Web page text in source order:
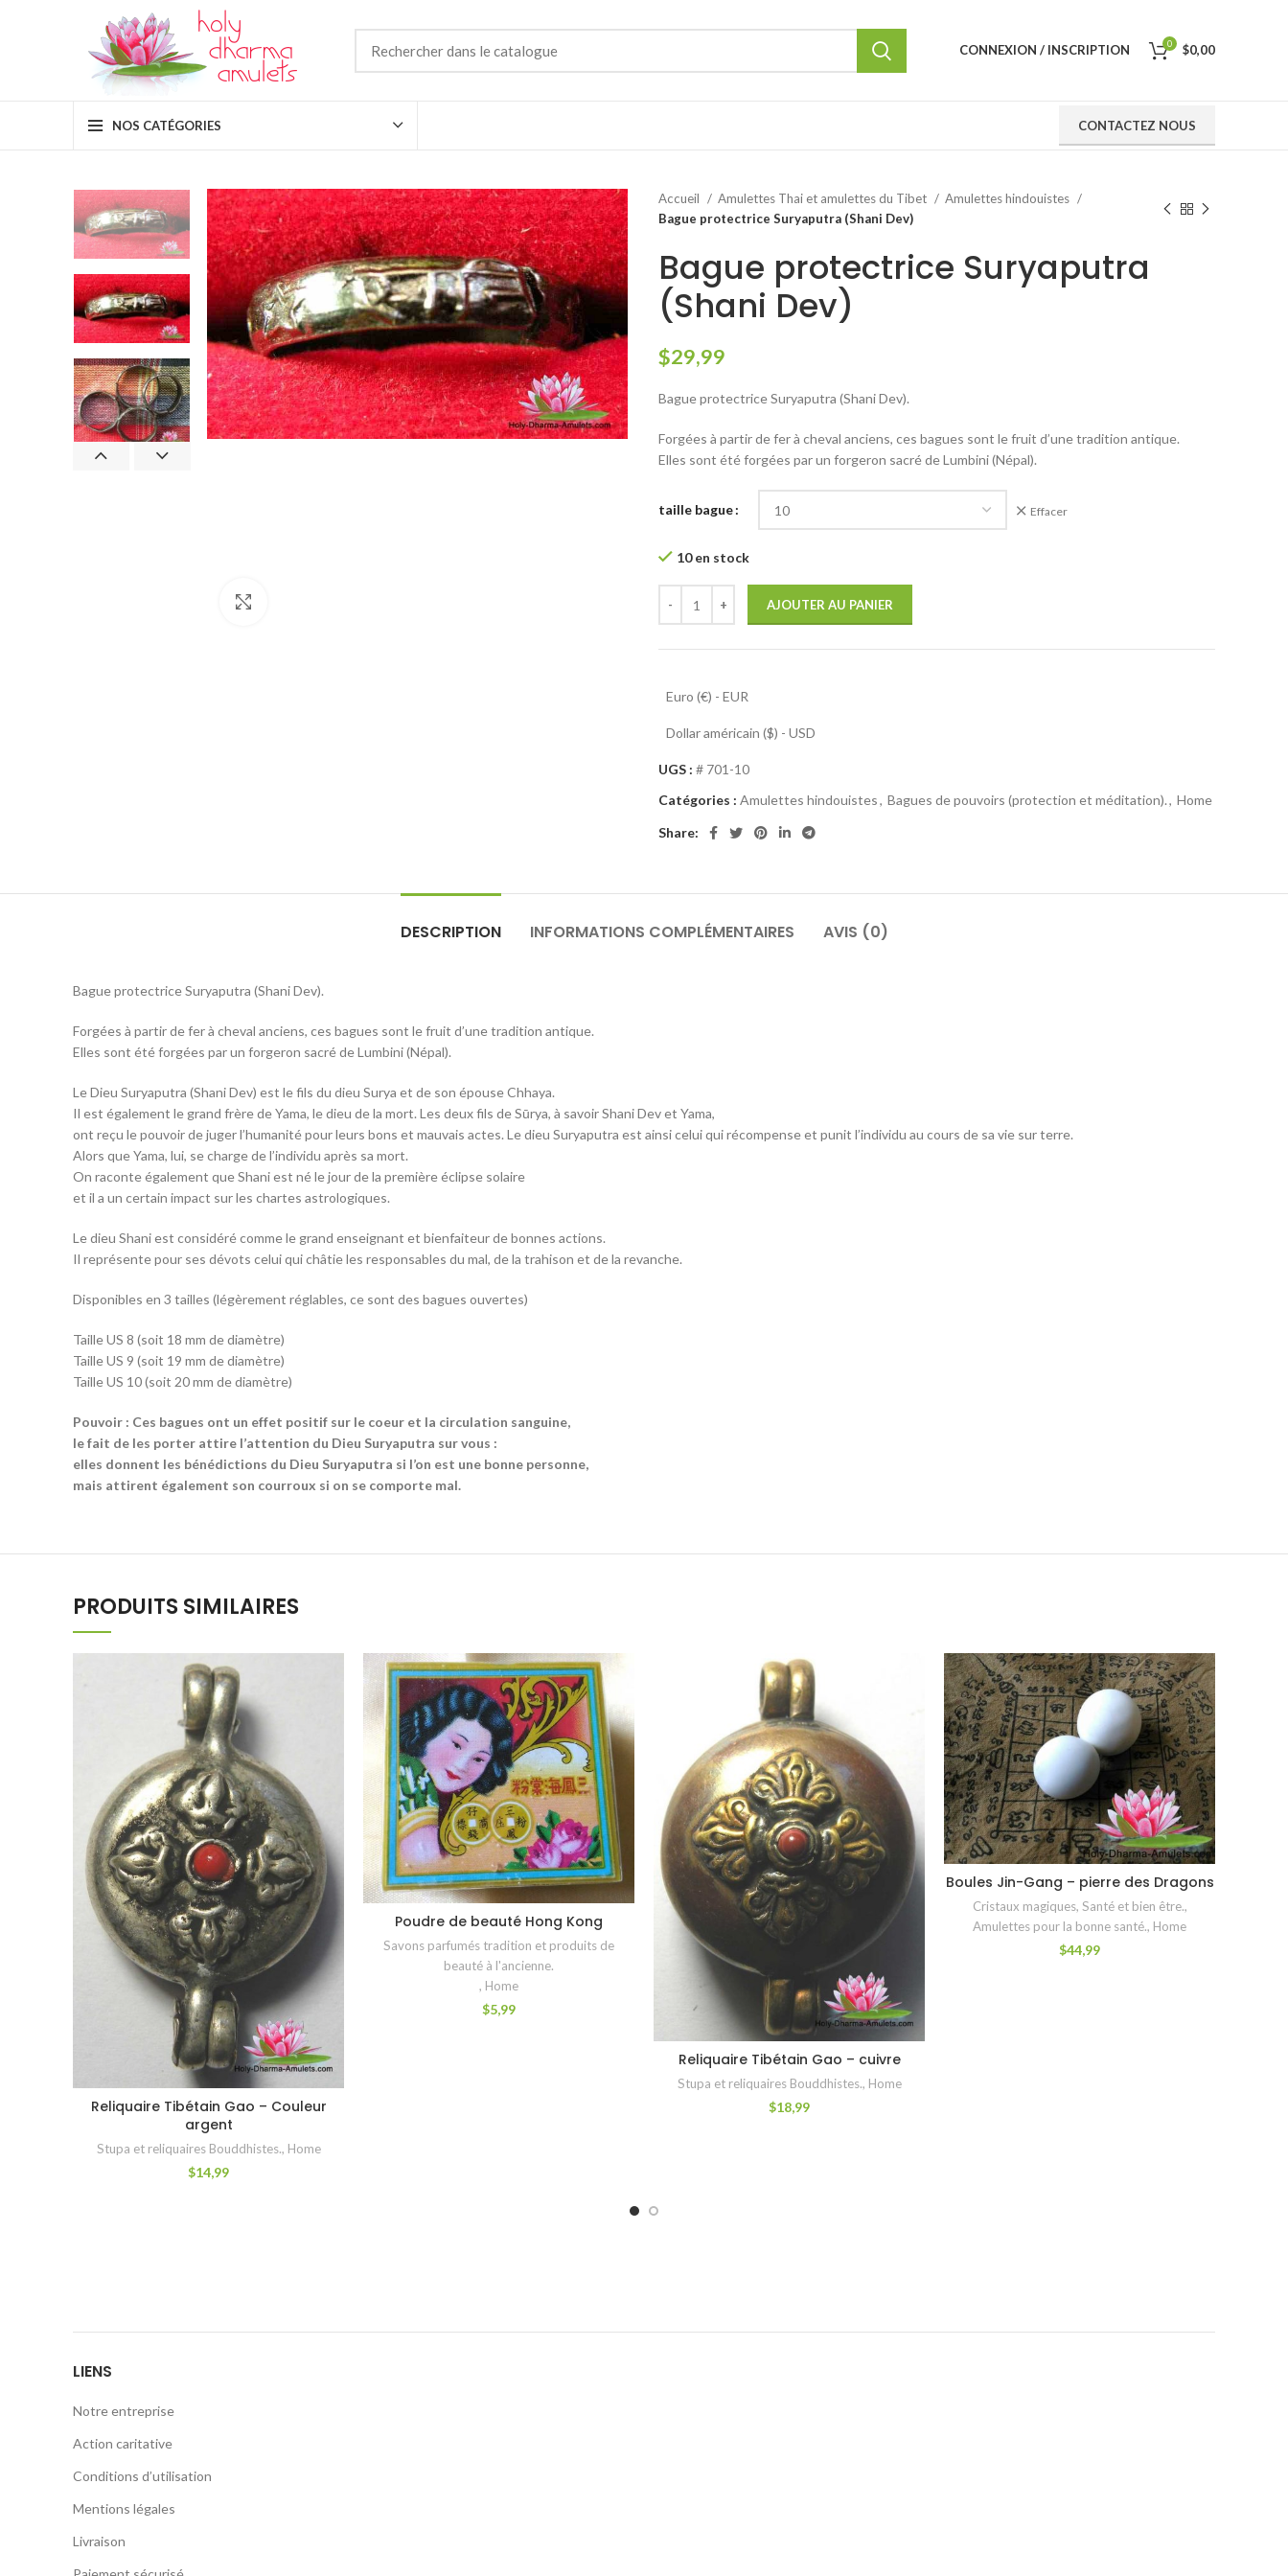
CONNEXION / INSCRIPTION 0 $0,00
NOS CATÉGORIES CONTACTEZ NOUS
Accueil Amulettes Thai et amulettes du Tibet
Amulettes hindouistes
Bague protectrice Suryaputra (Shani Dev)
Bague protectrice Suryaputra
(Shani Dev)
$29,99
Bague protectrice Suryaputra (Shani Dev).
Forgées à partir de fer à cheval anciens, ces bagues sont le fruit d’une tradition antique.
Elles sont été forgées par un forgeron sacré de Lumbini (Népal).
taille bague Effacer
10 en stock
AJOUTER AU PANIER
Euro (€) - EUR
Dollar américain ($) - USD
UGS : # 701-10
Catégories : Amulettes hindouistes, Bagues de pouvoirs (protection et méditation)., Home
Share:
DESCRIPTION INFORMATIONS COMPLÉMENTAIRES AVIS (0)
Bague protectrice Suryaputra (Shani Dev).
Forgées à partir de fer à cheval anciens, ces bagues sont le fruit d’une tradition antique.
Elles sont été forgées par un forgeron sacré de Lumbini (Népal).
Le Dieu Suryaputra (Shani Dev) est le fils du dieu Surya et de son épouse Chhaya.
Il est également le grand frère de Yama, le dieu de la mort. Les deux fils de Sūrya, à savoir Shani Dev et Yama,
ont reçu le pouvoir de juger l’humanité pour leurs bons et mauvais actes. Le dieu Suryaputra est ainsi celui qui récompense et punit l’individu au cours de sa vie sur terre.
Alors que Yama, lui, se charge de l’individu après sa mort.
On raconte également que Shani est né le jour de la première éclipse solaire
et il a un certain impact sur les chartes astrologiques.
Le dieu Shani est considéré comme le grand enseignant et bienfaiteur de bonnes actions.
Il représente pour ses dévots celui qui châtie les responsables du mal, de la trahison et de la revanche.
Disponibles en 3 tailles (légèrement réglables, ce sont des bagues ouvertes)
Taille US 8 (soit 18 mm de diamètre)
Taille US 9 (soit 19 mm de diamètre)
Taille US 10 (soit 20 mm de diamètre)
Pouvoir : Ces bagues ont un effet positif sur le coeur et la circulation sanguine,
le fait de les porter attire l’attention du Dieu Suryaputra sur vous :
elles donnent les bénédictions du Dieu Suryaputra si l’on est une bonne personne,
mais attirent également son courroux si on se comporte mal.
PRODUITS SIMILAIRES
CHOIX DES OPTIONS
Reliquaire Tibétain Gao – Couleur
argent
Stupa et reliquaires Bouddhistes., Home
$14,99
AJOUTER AU PANIER
Poudre de beauté Hong Kong
Savons parfumés tradition et produits de
beauté à l'ancienne.
, Home
$5,99
AJOUTER AU PANIER
Reliquaire Tibétain Gao – cuivre
Stupa et reliquaires Bouddhistes., Home
$18,99
AJOUTER AU PANIER
Boules Jin-Gang – pierre des Dragons
Cristaux magiques, Santé et bien être.,
Amulettes pour la bonne santé., Home
$44,99
LIENS
Notre entreprise
Action caritative
Conditions d’utilisation
Mentions légales
Livraison